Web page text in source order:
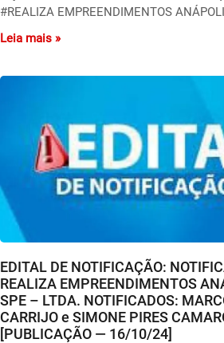
#REALIZA EMPREENDIMENTOS
Leia mais »
EDITAL DE NOTIFICAÇÃO:
REALIZA EMPREENDIMENTOS
SPE – LTDA. NOTIFICADOS:
CARRIJO e SIMONE PIRES
[PUBLICAÇÃO — 16/10/24]